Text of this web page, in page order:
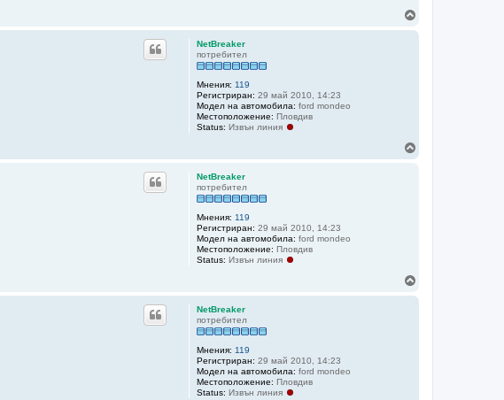
NetBreaker
потребител
Мнения: 119
Регистриран: 29 май 2010, 14:23
Модел на автомобила: ford mondeo
Местоположение: Пловдив
Status: Извън линия
NetBreaker
потребител
Мнения: 119
Регистриран: 29 май 2010, 14:23
Модел на автомобила: ford mondeo
Местоположение: Пловдив
Status: Извън линия
NetBreaker
потребител
Мнения: 119
Регистриран: 29 май 2010, 14:23
Модел на автомобила: ford mondeo
Местоположение: Пловдив
Status: Извън линия